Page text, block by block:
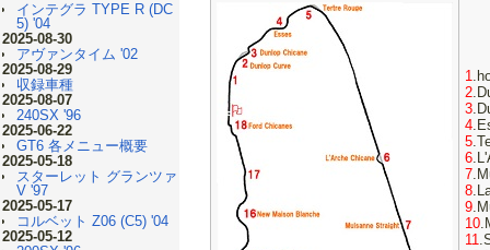
インテグラ TYPE R (DC
5) '04
2025-08-30
アヴァンタイム '02
2025-08-29
収録車種
2025-08-07
240SX '96
2025-06-22
GT6 各メニュー概要
2025-05-18
スターレット グランツァ
V '97
2025-05-17
コルベット Z06 (C5) '04
2025-05-12
1
2
3
4
5
6
7
8
9
10
11